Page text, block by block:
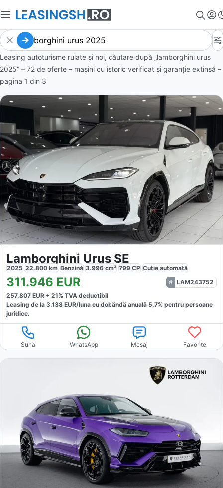
Leasing autoturisme rulate și noi, căutare după „lamborghini urus
2025” – 72 de oferte – mașini cu istoric verificat și garanție extinsă –
pagina 1 din 3
Lamborghini Urus SE
2025 22.800 km Benzină 3.996 cm³ 799 CP Cutie automată
311.946 EUR
LAM243752
257.807 EUR + 21% TVA deductibil
Leasing de la 3.138 EUR/luna cu dobăndă anuală 5,7% pentru persoane
juridice.
Sună WhatsApp Mesaj Favorite